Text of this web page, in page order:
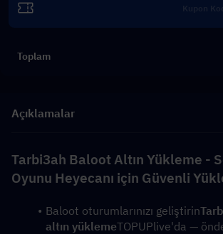
Toplam
Açıklamalar
Tarbi3ah Baloot Altın Yükleme -
Oyunu Heyecanı için Güvenli
Baloot oturumlarınızı geliştirin
altın yüklemeTOPUPlive'da —